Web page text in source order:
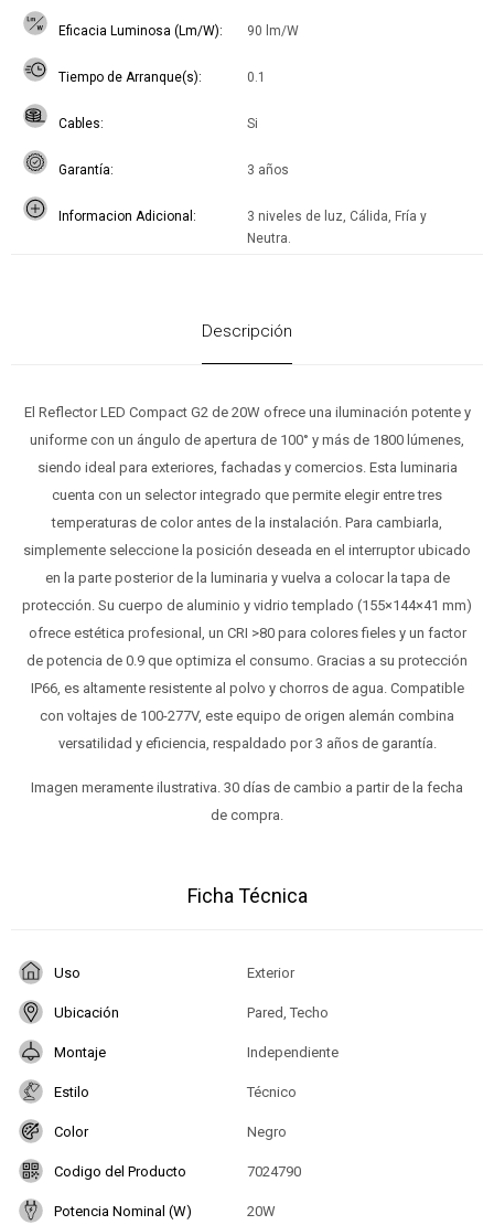
Eficacia Luminosa (Lm/W) 90 lm/W
Tiempo de Arranque(s) 0.1
Cables Si
Garantía 3 años
Informacion Adicional
3 niveles de luz, Cálida, Fría y
Neutra.
Descripción
El Reflector LED Compact G2 de 20W ofrece una iluminación potente y
uniforme con un ángulo de apertura de 100° y más de 1800 lúmenes,
siendo ideal para exteriores, fachadas y comercios. Esta luminaria
cuenta con un selector integrado que permite elegir entre tres
temperaturas de color antes de la instalación. Para cambiarla,
simplemente seleccione la posición deseada en el interruptor ubicado
en la parte posterior de la luminaria y vuelva a colocar la tapa de
protección. Su cuerpo de aluminio y vidrio templado (155×144×41 mm)
ofrece estética profesional, un CRI >80 para colores fieles y un factor
de potencia de 0.9 que optimiza el consumo. Gracias a su protección
IP66, es altamente resistente al polvo y chorros de agua. Compatible
con voltajes de 100-277V, este equipo de origen alemán combina
versatilidad y eficiencia, respaldado por 3 años de garantía.
Imagen meramente ilustrativa. 30 días de cambio a partir de la fecha
de compra.
Ficha Técnica
Uso Exterior
Ubicación Pared, Techo
Montaje Independiente
Estilo Técnico
Color Negro
Codigo del Producto 7024790
Potencia Nominal (W) 20W